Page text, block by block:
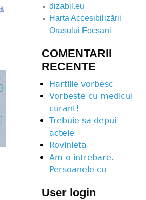
dizabil.eu
Harta Accesibilizării
Orașului Focșani
COMENTARII
RECENTE
Hartiile vorbesc
Vorbeste cu medicul
curant!
Trebuie sa depui
actele
Rovinieta
Am o intrebare.
Persoanele cu
User login